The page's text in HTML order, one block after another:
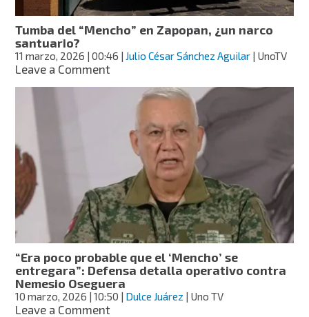
Gallos”
Tumba del “Mencho” en Zapopan, ¿un narco
santuario?
11 marzo, 2026 | 00:46 | Julio César Sánchez Aguilar | UnoTV
Leave a Commenton
“Mencho”
Zapopan,
santuario?
“Era poco probable que el ‘Mencho’ se
entregara”: Defensa detalla operativo contra
Nemesio Oseguera
10 marzo, 2026 | 10:50 | Dulce Juárez | Uno TV
Leave a Commenton